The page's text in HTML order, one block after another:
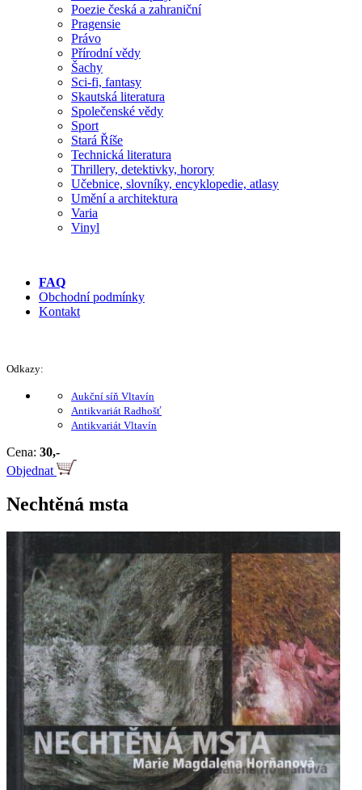
Poezie česká a zahraniční
Pragensie
Právo
Přírodní vědy
Šachy
Sci-fi, fantasy
Skautská literatura
Společenské vědy
Sport
Stará Říše
Technická literatura
Thrillery, detektivky, horory
Učebnice, slovníky, encyklopedie, atlasy
Umění a architektura
Varia
Vinyl
FAQ
Obchodní podmínky
Kontakt
Odkazy:
Aukční síň Vltavín
Antikvariát Radhošť
Antikvariát Vltavín
Cena: 30,-
Objednat
Nechtěná msta